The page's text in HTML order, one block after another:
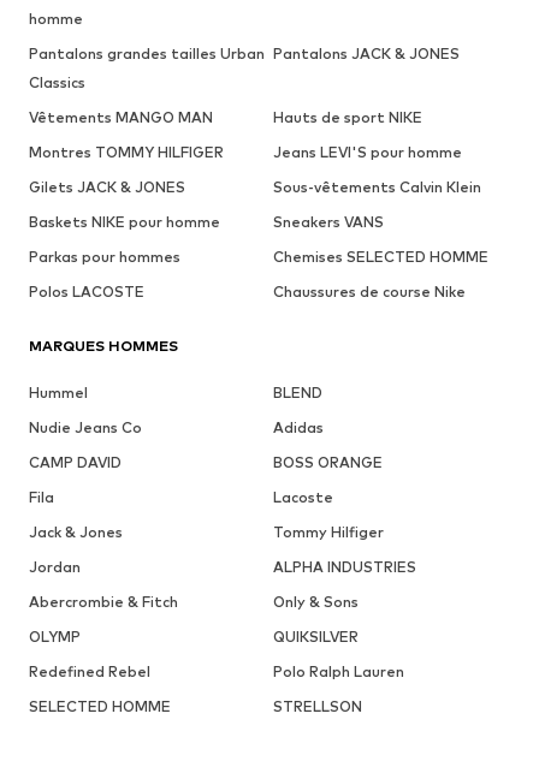
homme
Pantalons grandes tailles Urban
Classics
Pantalons JACK & JONES
Vêtements MANGO MAN
Hauts de sport NIKE
Montres TOMMY HILFIGER
Jeans LEVI'S pour homme
Gilets JACK & JONES
Sous-vêtements Calvin Klein
Baskets NIKE pour homme
Sneakers VANS
Parkas pour hommes
Chemises SELECTED HOMME
Polos LACOSTE
Chaussures de course Nike
MARQUES HOMMES
Hummel
BLEND
Nudie Jeans Co
Adidas
CAMP DAVID
BOSS ORANGE
Fila
Lacoste
Jack & Jones
Tommy Hilfiger
Jordan
ALPHA INDUSTRIES
Abercrombie & Fitch
Only & Sons
OLYMP
QUIKSILVER
Redefined Rebel
Polo Ralph Lauren
SELECTED HOMME
STRELLSON